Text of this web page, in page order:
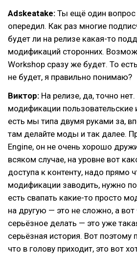
Adskeatake: Ты ещё один вопрос
опередил. Как раз многие
будет ли на релизе какая-то
модификаций сторонних.
Workshop сразу же будет. То
не будет, я правильно понимаю?
Виктор: На релизе, да, точно
модификации пользовательские
есть мы типа двумя руками за,
там делайте моды и так далее.
Engine, он не очень хорошо
всяком случае, на уровне вот
доступа к контенту, надо прямо
модификации заводить, нужно
есть свапать какие-то просто
на другую — это не сложно, а
серьёзное делать — это уже
серьёзная история. Вот поэтому
что в голову приходит, это вот